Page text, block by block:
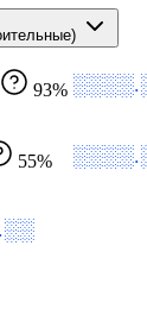
93%
55%